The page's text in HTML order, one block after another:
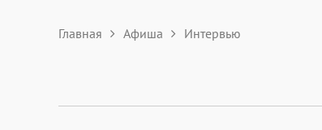
Главная Афиша Интервью